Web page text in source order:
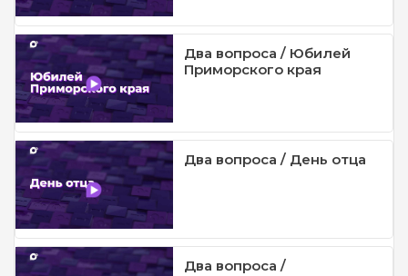
Два вопроса / Юбилей
Приморского края
Два вопроса / День отца
Два вопроса /